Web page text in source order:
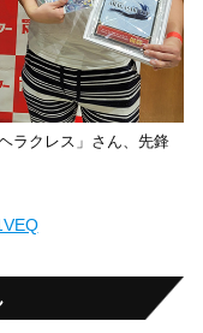
ラクレス」さん、先鋒